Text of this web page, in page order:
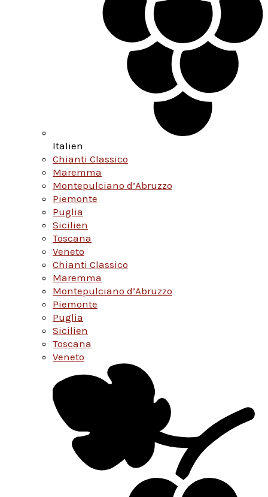
Italien
Chianti Classico
Maremma
Montepulciano d’Abruzzo
Piemonte
Puglia
Sicilien
Toscana
Veneto
Chianti Classico
Maremma
Montepulciano d’Abruzzo
Piemonte
Puglia
Sicilien
Toscana
Veneto